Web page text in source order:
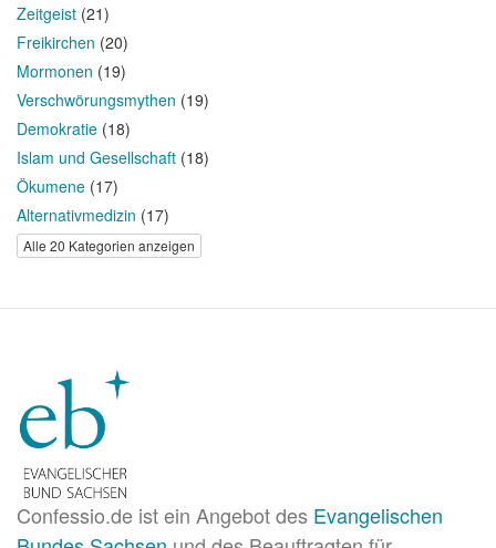
Zeitgeist (21)
Freikirchen (20)
Mormonen (19)
Verschwörungsmythen (19)
Demokratie (18)
Islam und Gesellschaft (18)
Ökumene (17)
Alternativmedizin (17)
Alle 20 Kategorien anzeigen
Confessio.de ist ein Angebot des Evangelischen